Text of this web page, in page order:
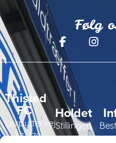
Følg
Thisted
FC
Lerpyttervej
37, 7700
Holdet
Stillingen